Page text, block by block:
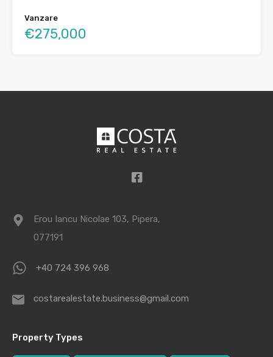
Vanzare
€275,000
Erou Iancu Nicolae 103, Pipera,
077191
+40 724 396 968
costarealestate.business@gmail.com
Property Types